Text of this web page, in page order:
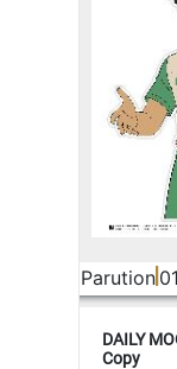
Parution
DAILY
Copy